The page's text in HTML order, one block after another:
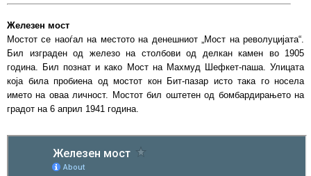
Железен мост
Мостот се наоѓал на местото на денешниот „Мост на револуцијата“.
Бил изграден од железо на столбови од делкан камен во 1905
година. Бил познат и како Мост на Махмуд Шефкет-паша. Улицата
која била пробиена од мостот кон Бит-пазар исто така го носела
името на оваа личност. Мостот бил оштетен од бомбардирањето на
градот на 6 април 1941 година.